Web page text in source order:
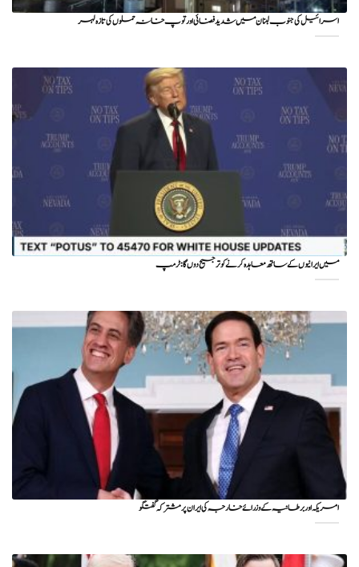
اسرائیل کی جنوب لبنان میں شدید فضائی اور توپ خانہ حملوں کی تازہ لہر
میں ایرانیوں کے ساتھ معاہدہ کرنے کو ترجیح دوں گا : ٹرمپ
امریکہ اور برطانیہ کے وزرائے خارجہ کی ایران پر مشترکہ گفتگو